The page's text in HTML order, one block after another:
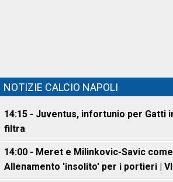
NOTIZIE CALCIO NAPOLI
14:15 - Juventus, infortunio per Gatti
filtra
14:00 - Meret e Milinkovic-Savic
Allenamento 'insolito' per i portieri |